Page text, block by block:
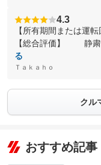
4.3
【所有期間または
【総合評価】 静粛
る
Ｔａｋａｈｏ
クル
おすすめ記事